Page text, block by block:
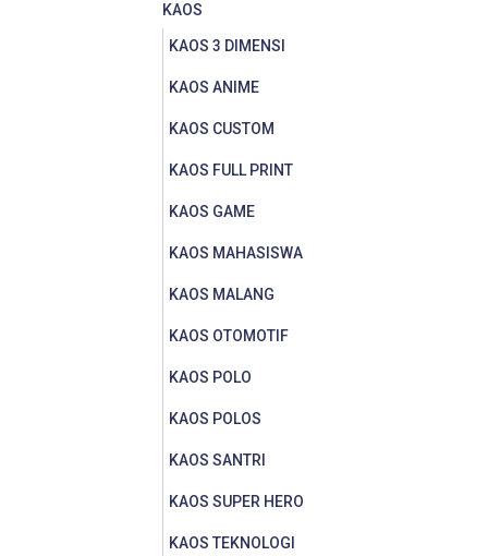
KAOS
KAOS 3 DIMENSI
KAOS ANIME
KAOS CUSTOM
KAOS FULL PRINT
KAOS GAME
KAOS MAHASISWA
KAOS MALANG
KAOS OTOMOTIF
KAOS POLO
KAOS POLOS
KAOS SANTRI
KAOS SUPER HERO
KAOS TEKNOLOGI